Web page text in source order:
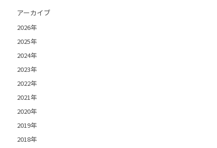
アーカイブ
2026年
2025年
2024年
2023年
2022年
2021年
2020年
2019年
2018年